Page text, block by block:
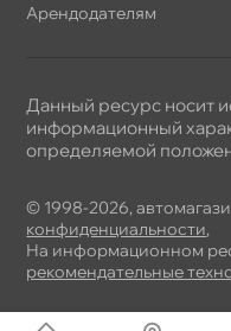
Арендодателям
© 1998-2026,
конфиденциальности,
На информационном
рекомендательные
Данный ресурс носит
информационный
определяемой